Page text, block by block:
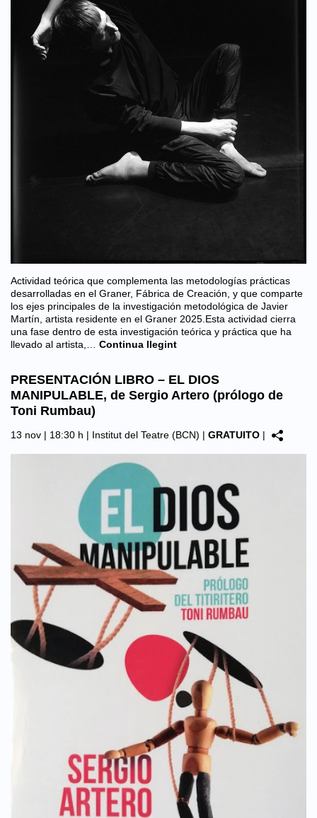
Actividad teórica que complementa las metodologías prácticas
desarrolladas en el Graner, Fábrica de Creación, y que comparte
los ejes principales de la investigación metodológica de Javier
Martín, artista residente en el Graner 2025.Esta actividad cierra
una fase dentro de esta investigación teórica y práctica que ha
llevado al artista,…
Continua llegint
PRESENTACIÓN LIBRO – EL DIOS
MANIPULABLE, de Sergio Artero (prólogo de
Toni Rumbau)
13 nov | 18:30 h | Institut del Teatre (BCN) | GRATUITO |